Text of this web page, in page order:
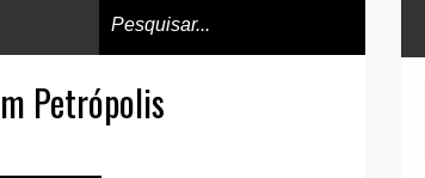
Petrópolis